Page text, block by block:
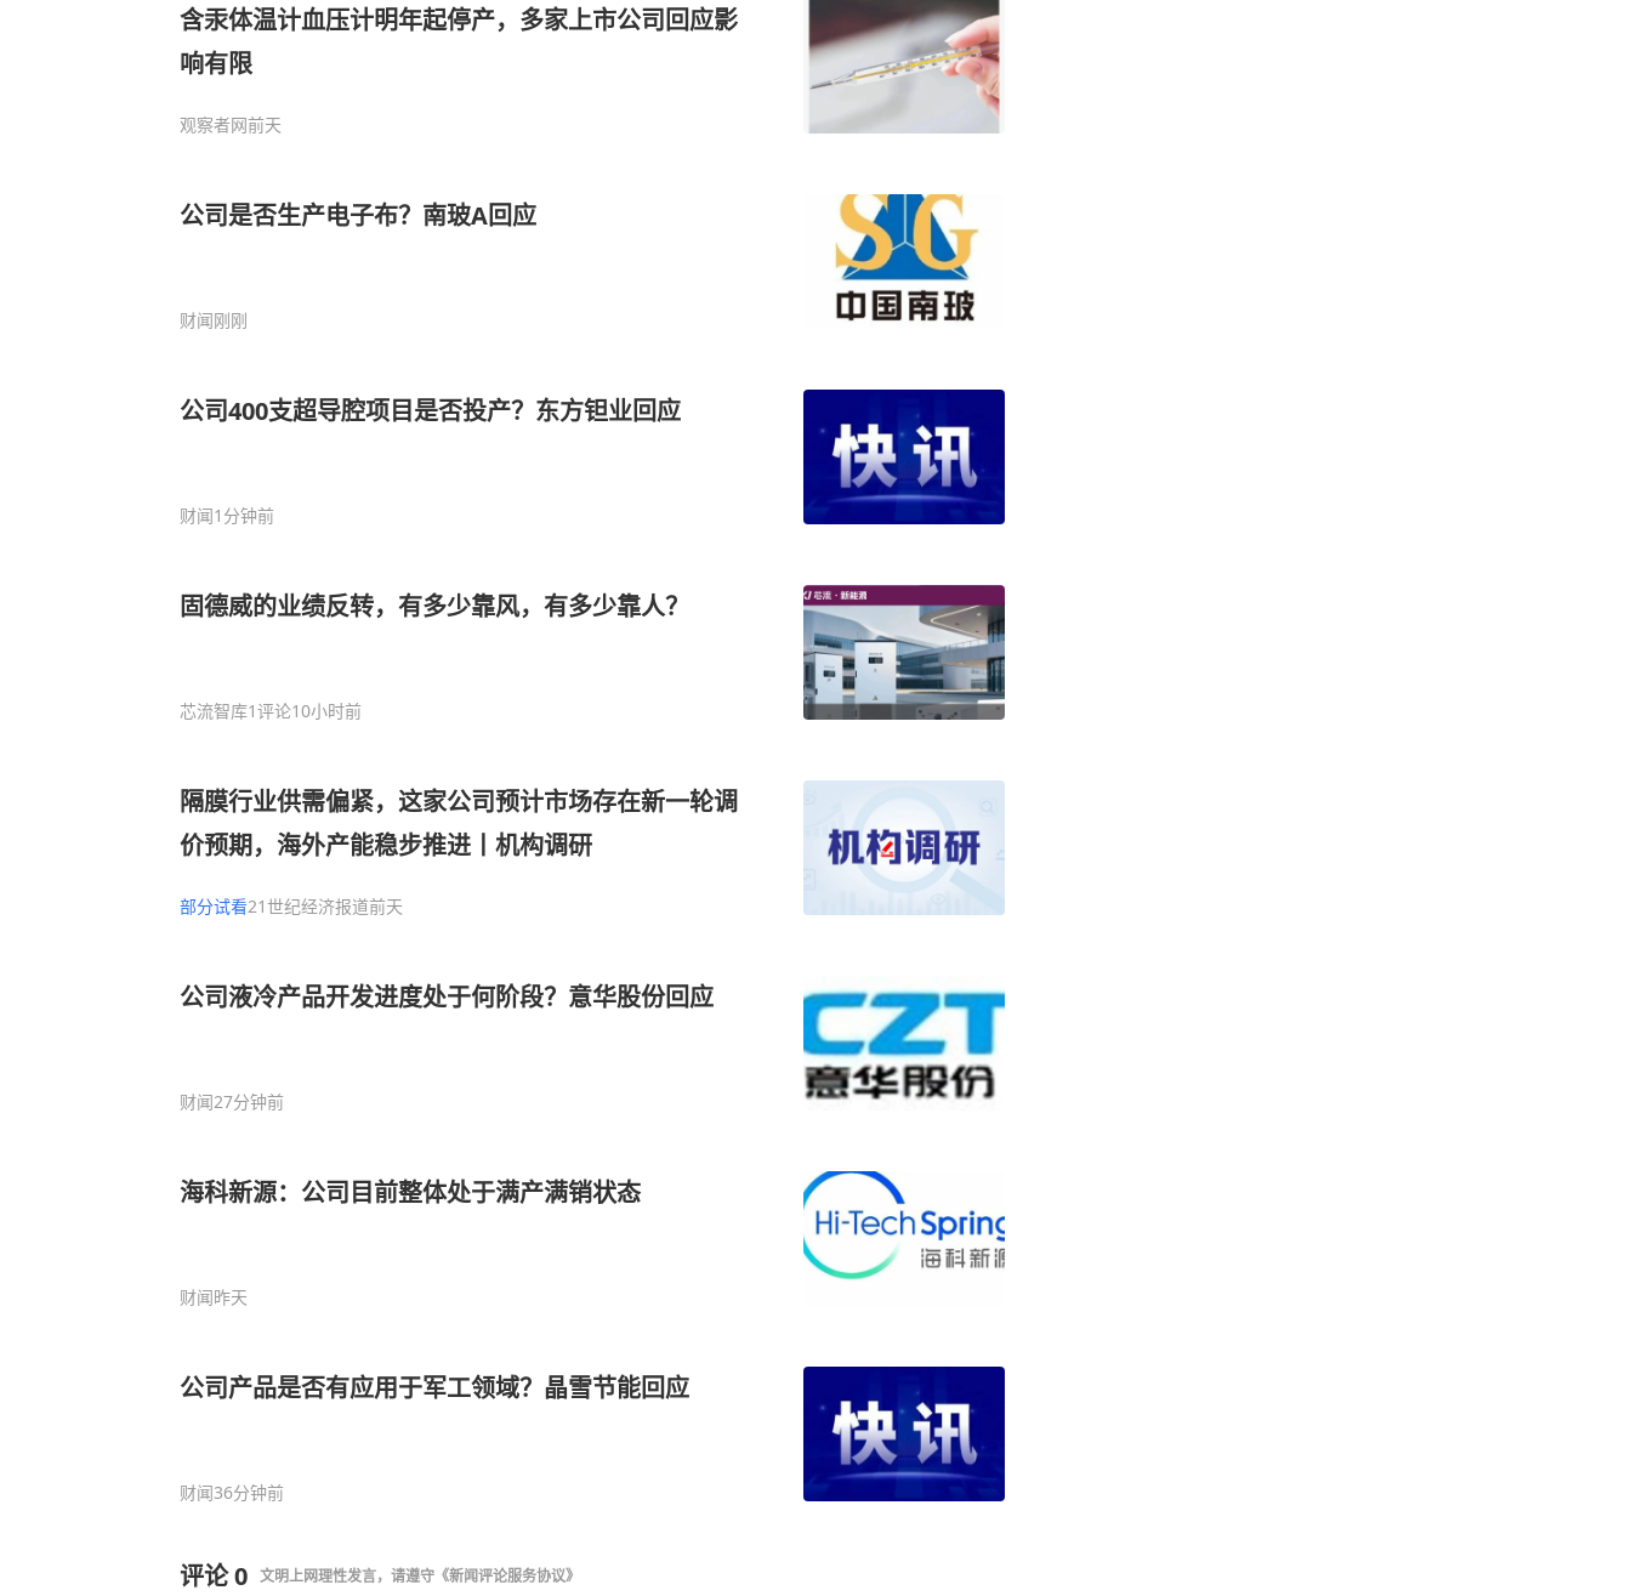
含汞体温计血压计明年起停产，多家上市公司回应影
响有限
观察者网前天
公司是否生产电子布？南玻A回应
财闻刚刚
公司400支超导腔项目是否投产？东方钽业回应
财闻1分钟前
固德威的业绩反转，有多少靠风，有多少靠人？
芯流智库1评论10小时前
隔膜行业供需偏紧，这家公司预计市场存在新一轮调
价预期，海外产能稳步推进丨机构调研
部分试看21世纪经济报道前天
公司液冷产品开发进度处于何阶段？意华股份回应
财闻27分钟前
海科新源：公司目前整体处于满产满销状态
财闻昨天
公司产品是否有应用于军工领域？晶雪节能回应
财闻36分钟前
评论0 文明上网理性发言，请遵守 《新闻评论服务协议》